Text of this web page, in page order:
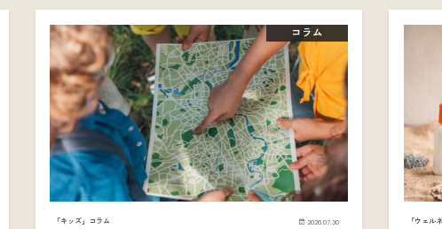
コラム
「キッズ」コラム 2026.07.30 「ウェル